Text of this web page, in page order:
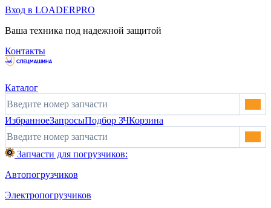
Вход в LOADERPRO
Ваша техника под надежной защитой
Контакты
Каталог
ИзбранноеЗапросыПодбор ЗЧКорзина
Запчасти для погрузчиков:
Автопогрузчиков
Электропогрузчиков